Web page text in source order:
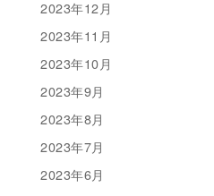
2023年12月
2023年11月
2023年10月
2023年9月
2023年8月
2023年7月
2023年6月